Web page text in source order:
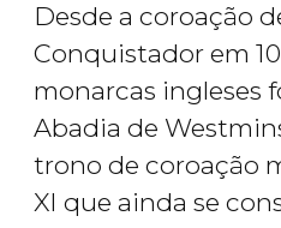
Desde a coroação
Conquistador em
monarcas ingleses
Abadia de
trono de coroação
XI que ainda se